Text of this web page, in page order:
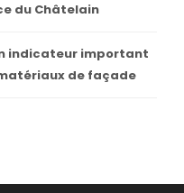
du Châtelain
indicateur important
de façade